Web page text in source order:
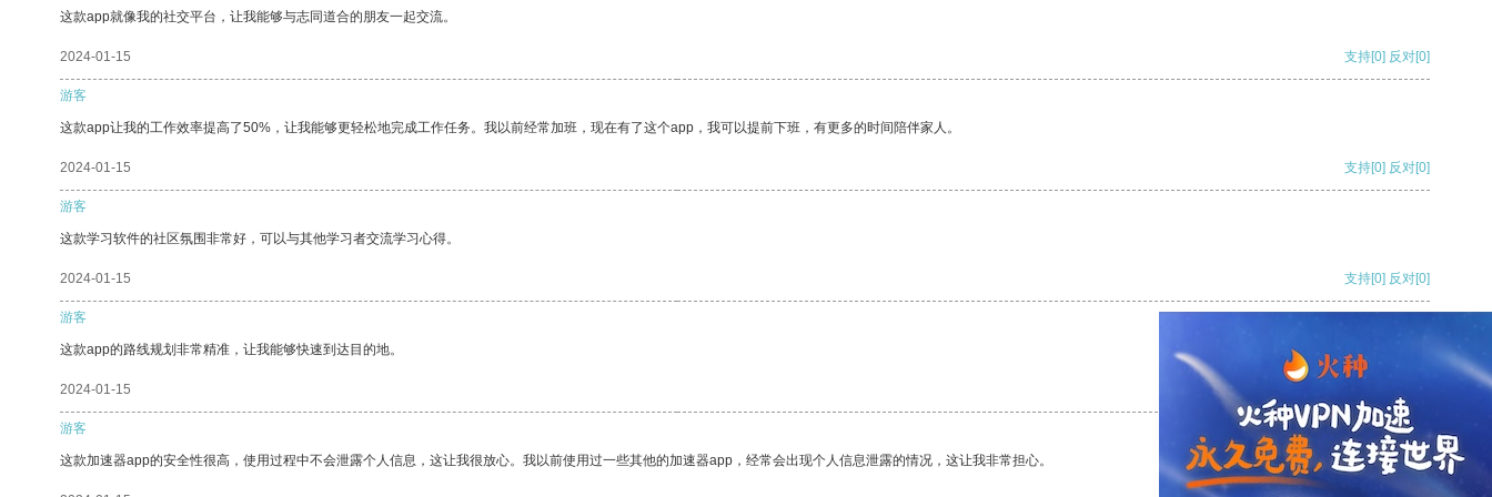
这款app就像我的社交平台，让我能够与志同道合的朋友一起交流。
2024-01-15 支持[0] 反对[0]
游客
这款app让我的工作效率提高了50%，让我能够更轻松地完成工作任务。我以前经常加班，现在有了这个app，我可以提前下班，有更多的时间陪伴家人。
2024-01-15 支持[0] 反对[0]
游客
这款学习软件的社区氛围非常好，可以与其他学习者交流学习心得。
2024-01-15 支持[0] 反对[0]
游客
这款app的路线规划非常精准，让我能够快速到达目的地。
2024-01-15
游客
这款加速器app的安全性很高，使用过程中不会泄露个人信息，这让我很放心。我以前使用过一些其他的加速器app，经常会出现个人信息泄露的情况，这让我非常担心。